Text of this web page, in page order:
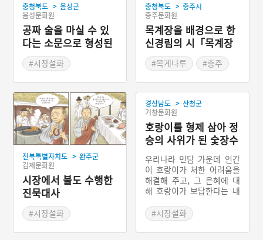
충청북도 > 음성군
음성문화원
공짜 술을 마실 수 있
다는 소문으로 형성된
보천장
#시장설화
충청북도 > 충주시
충주문화원
목계장을 배경으로 한
신경림의 시「목계장
터」
#목계나루
#충주
전북특별자치도 > 완주군
김제문화원
시장에서 불도 수행한
진묵대사
#시장설화
경상남도 > 산청군
거창문화원
호랑이를 형제 삼아 정
승의 사위가 된 숯장수
우리나라 민담 가운데 인간
이 호랑이가 처한 어려움을
해결해 주고, 그 은혜에 대
해 호랑이가 보답한다는 내
산청장을 중심으로 전승하
는 이야기도 ‘보은형 호랑
이’ 민담이라고 할 수 있다.
#시장설화